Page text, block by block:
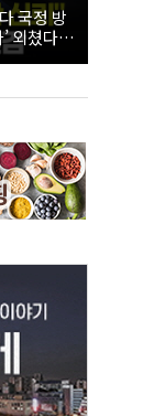
국정 방
외쳤다 |
원 후